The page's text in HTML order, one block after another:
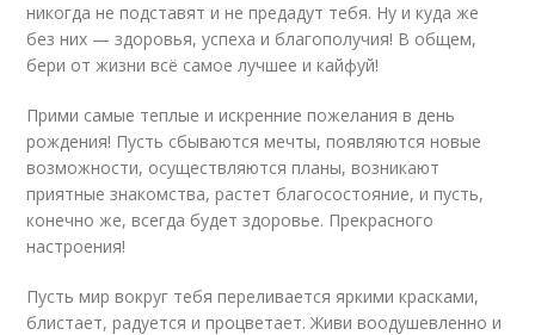
никогда не подставят и не предадут тебя. Ну и куда же
без них — здоровья, успеха и благополучия! В общем,
бери от жизни всё самое лучшее и кайфуй!
Прими самые теплые и искренние пожелания в день
рождения! Пусть сбываются мечты, появляются новые
возможности, осуществляются планы, возникают
приятные знакомства, растет благосостояние, и пусть,
конечно же, всегда будет здоровье. Прекрасного
настроения!
Пусть мир вокруг тебя переливается яркими красками,
блистает, радуется и процветает. Живи воодушевленно и